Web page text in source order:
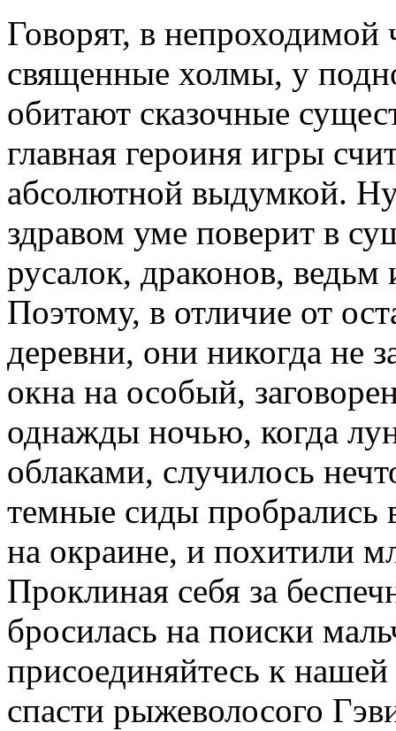
Говорят, в непроходимой
священные холмы, у
обитают сказочные
главная героиня игры
абсолютной выдумкой.
здравом уме поверит в
русалок, драконов, ведьм
Поэтому, в отличие от
деревни, они никогда не
окна на особый,
однажды ночью, когда
облаками, случилось
темные сиды пробрались
на окраине, и похитили
Проклиная себя за
бросилась на поиски
присоединяйтесь к
спасти рыжеволосого